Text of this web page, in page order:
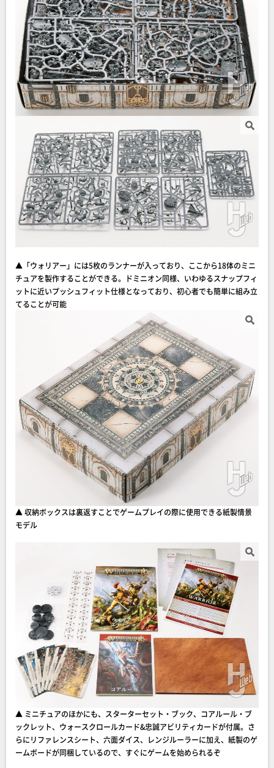
▲「ウォリアー」には5枚のランナーが入っており、ここから18体のミニ
チュアを製作することができる。ドミニオン同様、いわゆるスナップフィ
ットに近いプッシュフィット仕様となっており、初心者でも簡単に組み立
てることが可能
▲ 収納ボックスは裏返すことでゲームプレイの際に使用できる紙製情景
モデル
▲ ミニチュアのほかにも、スターターセット・ブック、コアルール・ブ
ックレット、ウォースクロールカード&忠誠アビリティカードが付属。さ
らにリファレンスシート、六面ダイス、レンジルーラーに加え、紙製のゲ
ームボードが同梱しているので、すぐにゲームを始められるぞ